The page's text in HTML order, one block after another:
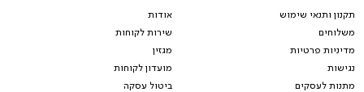
תקנון ותנאי שימוש
משלוחים
מדיניות פרטיות
נגישות
מתנות לעסקים
אודות
שירות לקוחות
מגזין
מועדון לקוחות
ביטול עסקה